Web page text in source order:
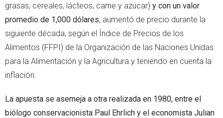
grasas, cereales, lácteos, carne y azúcar) y con un valor
promedio de 1,000 dólares, aumentó de precio durante la
siguiente década, según el Índice de Precios de los
Alimentos (FFPI) de la Organización de las Naciones Unidas
para la Alimentación y la Agricultura y teniendo en cuenta la
inflación.
La apuesta se asemeja a otra realizada en 1980, entre el
biólogo conservacionista Paul Ehrlich y el economista Julian